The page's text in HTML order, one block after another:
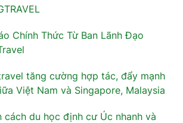
Chính Thức Từ Ban Lãnh Đạo
tăng cường hợp tác, đẩy mạnh
Việt Nam và Singapore, Malaysia
cách du học định cư Úc nhanh và